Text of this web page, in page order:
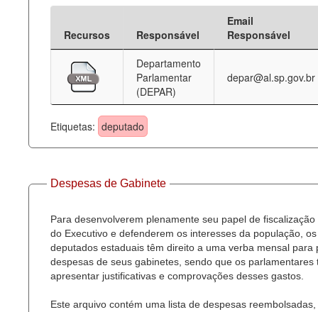
Catálogo de dados
Processo Legislativo
Deputados Estaduais
Administração
Legislação
Agenda
Perguntas frequentes
Recursos Responsável
Email
Responsável
Departamento
Parlamentar
(DEPAR)
depar@al.sp.gov.br
Etiquetas: deputado
Despesas de Gabinete
Para desenvolverem plenamente seu papel de fiscalização
do Executivo e defenderem os interesses da população, os
deputados estaduais têm direito a uma verba mensal para
despesas de seus gabinetes, sendo que os parlamentares
apresentar justificativas e comprovações desses gastos.
Este arquivo contém uma lista de despesas reembolsadas,